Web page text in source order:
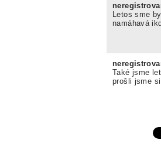
Letos sme
namáhavá
Také jsme
prošli jsme